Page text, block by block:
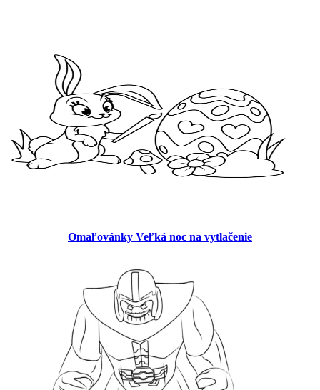
Omaľovánky Veľká noc na vytlačenie